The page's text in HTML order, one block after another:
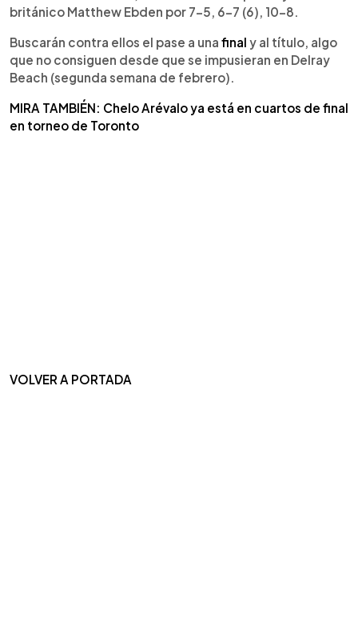
británico Matthew Ebden por 7-5, 6-7 (6), 10-8.
Buscarán contra ellos el pase a una final y al título, algo
que no consiguen desde que se impusieran en Delray
Beach (segunda semana de febrero).
MIRA TAMBIÉN: Chelo Arévalo ya está en cuartos de final
en torneo de Toronto
VOLVER A PORTADA